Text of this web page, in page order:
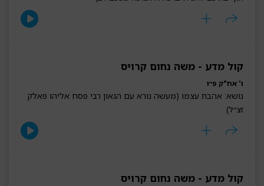
קול מדע - משה נחום קרויס
ו' אח"ק פ״ו
נושא: אהבת עצמו (מעשה נורא עם הגאון רבי פסח אליהו פאלק
זצ״ל)
קול מדע - משה נחום קרויס